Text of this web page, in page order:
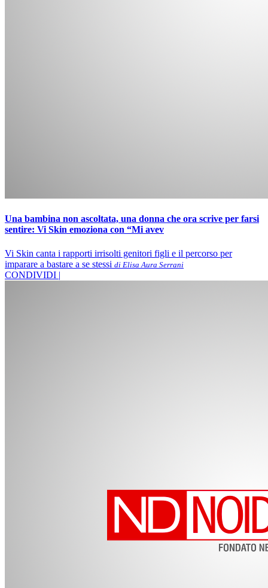
Una bambina non ascoltata, una donna che ora scrive per farsi
sentire: Vi Skin emoziona con “Mi avev
Vi Skin canta i rapporti irrisolti genitori figli e il percorso per
imparare a bastare a se stessi di Elisa Aura Serrani
CONDIVIDI |